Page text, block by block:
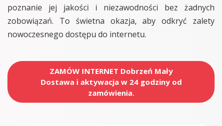
poznanie jej jakości i niezawodności bez żadnych
zobowiązań. To świetna okazja, aby odkryć zalety
nowoczesnego dostępu do internetu.
ZAMÓW INTERNET Dobrzeń Mały
Dostawa i aktywacja w 24 godziny od
zamówienia.